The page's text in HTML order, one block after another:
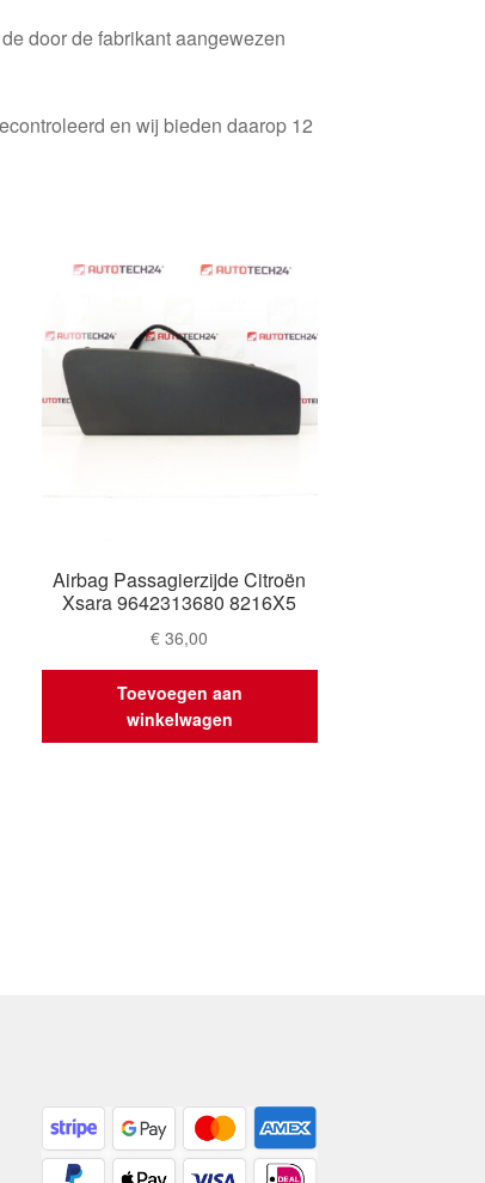
door de fabrikant aangewezen
en wij bieden daarop 12
Airbag Passagierzijde Citroën
Xsara 9642313680 8216X5
€ 36,00
Toevoegen aan
winkelwagen